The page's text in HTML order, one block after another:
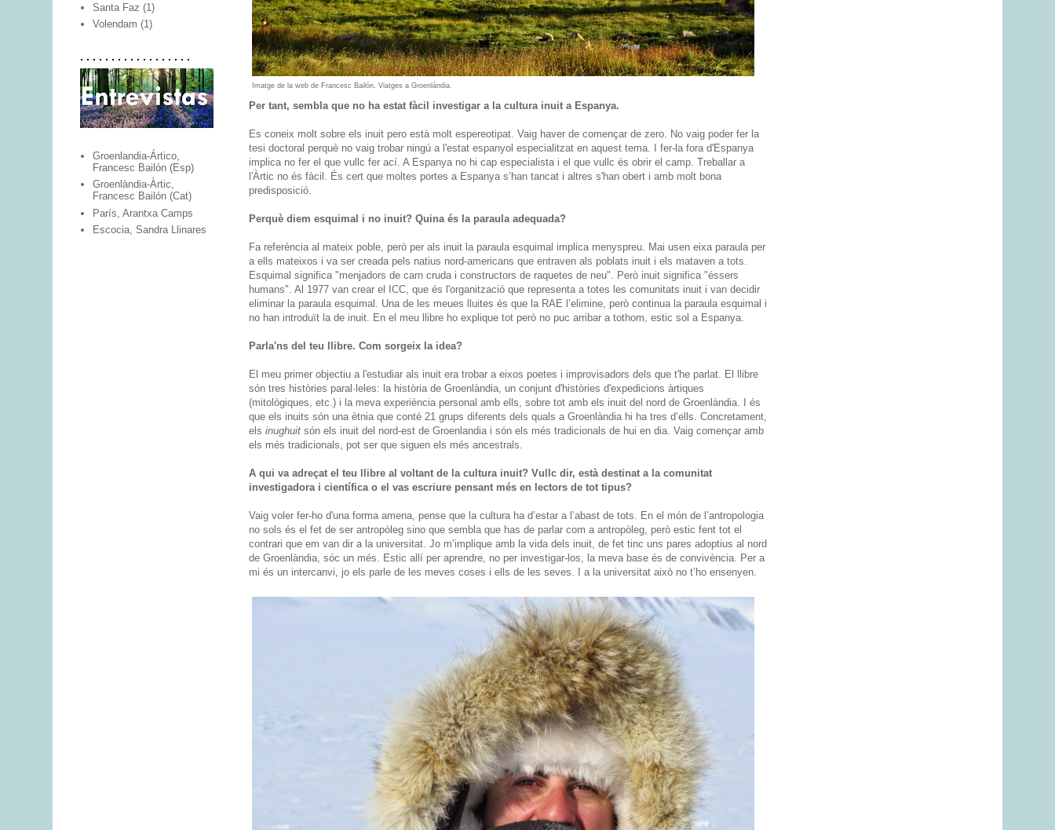
Imatge de la web de Francesc Bailón. Viatges a Groenlàndia.
Per tant, sembla que no ha estat fàcil investigar a la cultura inuit a Espanya.
Es coneix molt sobre els inuit pero està molt espereotipat. Vaig haver de començar de zero. No vaig poder fer la
tesi doctoral perquè no vaig trobar ningú a l'estat espanyol especialitzat en aquest tema. I fer-la fora d'Espanya
implica no fer el que vullc fer ací. A Espanya no hi cap especialista i el que vullc és obrir el camp. Treballar a
l'Àrtic no és fàcil. És cert que moltes portes a Espanya s’han tancat i altres s'han obert i amb molt bona
predisposició.
Perquè diem esquimal i no inuit? Quina és la paraula adequada?
Fa referència al mateix poble, però per als inuit la paraula esquimal implica menyspreu. Mai usen eixa paraula per
a ells mateixos i va ser creada pels natius nord-americans que entraven als poblats inuit i els mataven a tots.
Esquimal significa "menjadors de carn cruda i constructors de raquetes de neu". Però inuit significa "éssers
humans". Al 1977 van crear el ICC, que és l'organització que representa a totes les comunitats inuit i van decidir
eliminar la paraula esquimal. Una de les meues lluites és que la RAE l’elimine, però continua la paraula esquimal i
no han introduït la de inuit. En el meu llibre ho explique tot però no puc arribar a tothom, estic sol a Espanya.
Parla'ns del teu llibre. Com sorgeix la idea?
El meu primer objectiu a l'estudiar als inuit era trobar a eixos poetes i improvisadors dels que t'he parlat. El llibre
són tres històries paral·leles: la història de Groenlàndia, un conjunt d'històries d'expedicions àrtiques
(mitològiques, etc.) i la meva experiència personal amb ells, sobre tot amb els inuit del nord de Groenlàndia. I és
que els inuits són una ètnia que conté 21 grups diferents dels quals a Groenlàndia hi ha tres d’ells. Concretament,
els inughuit són els inuit del nord-est de Groenlandia i són els més tradicionals de hui en dia. Vaig començar amb
els més tradicionals, pot ser que siguen els més ancestrals.
A qui va adreçat el teu llibre al voltant de la cultura inuit? Vullc dir, està destinat a la comunitat
investigadora i científica o el vas escriure pensant més en lectors de tot tipus?
Vaig voler fer-ho d'una forma amena, pense que la cultura ha d’estar a l’abast de tots. En el món de l’antropologia
no sols és el fet de ser antropòleg sino que sembla que has de parlar com a antropòleg, però estic fent tot el
contrari que em van dir a la universitat. Jo m’implique amb la vida dels inuit, de fet tinc uns pares adoptius al nord
de Groenlàndia, sóc un més. Estic allí per aprendre, no per investigar-los, la meva base és de convivència. Per a
mi és un intercanvi, jo els parle de les meves coses i ells de les seves. I a la universitat això no t’ho ensenyen.
Santa Faz (1)
Volendam (1)
. . . . . . . . . . . . . . . . . .
Groenlandia-Ártico,
Francesc Bailón (Esp)
Groenlàndia-Àrtic,
Francesc Bailón (Cat)
París, Arantxa Camps
Escocia, Sandra Llinares